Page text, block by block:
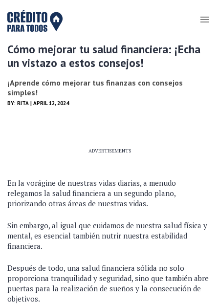
Cómo mejorar tu salud financiera: ¡Echa
un vistazo a estos consejos!
¡Aprende cómo mejorar tus finanzas con consejos
simples!
BY: RITA | APRIL 12, 2024
ADVERTISEMENTS
En la vorágine de nuestras vidas diarias, a menudo
relegamos la salud financiera a un segundo plano,
priorizando otras áreas de nuestras vidas.
Sin embargo, al igual que cuidamos de nuestra salud física y
mental, es esencial también nutrir nuestra estabilidad
financiera.
Después de todo, una salud financiera sólida no solo
proporciona tranquilidad y seguridad, sino que también abre
puertas para la realización de sueños y la consecución de
objetivos.